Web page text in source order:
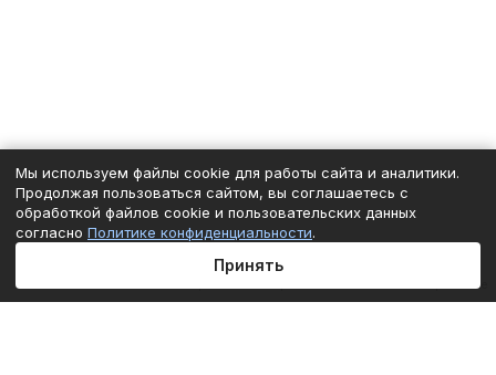
Сравнение
Мы используем файлы cookie для работы сайта и аналитики.
Продолжая пользоваться сайтом, вы соглашаетесь с
обработкой файлов cookie и пользовательских данных
согласно Политике конфиденциальности.
Принять